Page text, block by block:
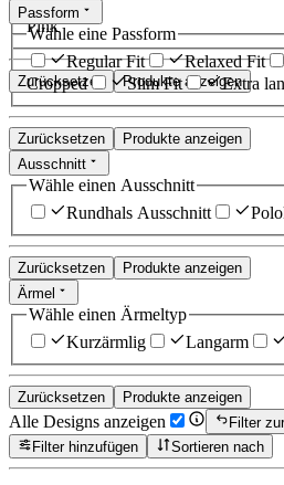
Pink
Zurücksetzen Produkte anzeigen
Passform
Wähle eine Passform
Regular Fit
Relaxed Fit
Cropped
Slim Fit Extra
Zurücksetzen
Produkte anzeigen
Ausschnitt
Wähle einen Ausschnitt
Rundhals Ausschnitt
Zurücksetzen
Produkte anzeigen
Ärmel
Wähle einen Ärmeltyp
Kurzärmlig
Langarm
Zurücksetzen Produkte anzeigen
Alle Designs anzeigen
Filter
Filter hinzufügen
Sortieren nach